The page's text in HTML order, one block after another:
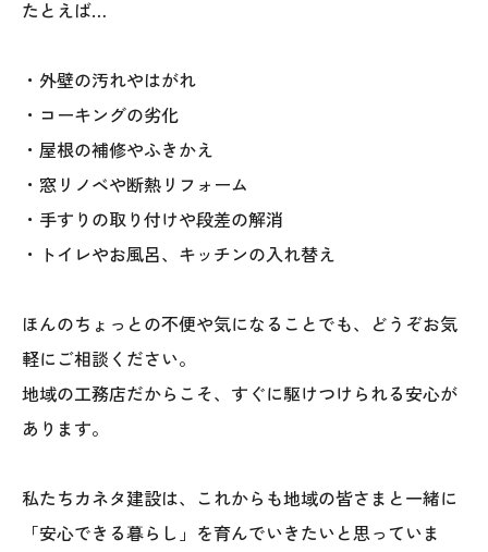
たとえば…
・外壁の汚れやはがれ
・コーキングの劣化
・屋根の補修やふきかえ
・窓リノベや断熱リフォーム
・手すりの取り付けや段差の解消
・トイレやお風呂、キッチンの入れ替え
ほんのちょっとの不便や気になることでも、どうぞお気
軽にご相談ください。
地域の工務店だからこそ、すぐに駆けつけられる安心が
あります。
私たちカネタ建設は、これからも地域の皆さまと一緒に
「安心できる暮らし」を育んでいきたいと思っていま